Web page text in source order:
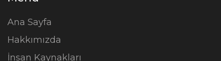
Ana Sayfa
Hakkımızda
İnsan Kaynakları